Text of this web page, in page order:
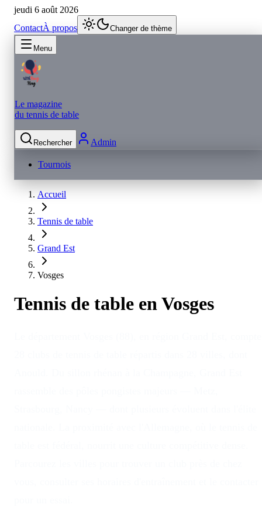
jeudi 6 août 2026
ContactÀ propos Changer de thème
Menu
Le magazine
du tennis de table
Rechercher Admin
Tournois
Accueil
Tennis de table
Grand Est
Vosges
Tennis de table enVosges